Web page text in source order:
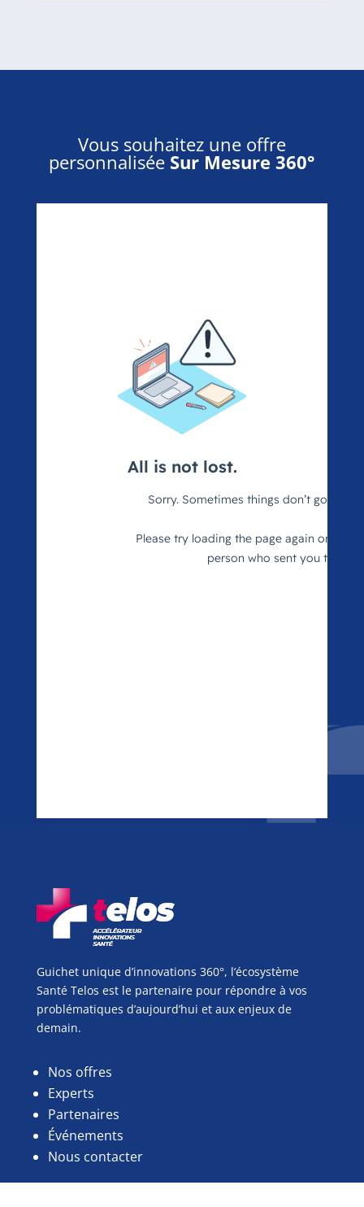
Vous souhaitez une offre
personnalisée Sur Mesure 360°
Guichet unique d’innovations 360°, l’écosystème
Santé Telos est le partenaire pour répondre à vos
problématiques d’aujourd’hui et aux enjeux de
demain.
Nos offres
Experts
Partenaires
Événements
Nous contacter